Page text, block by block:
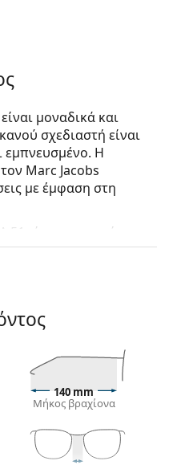
μοναδικά και
σχεδιαστή είναι
Η
Marc Jacobs
με έμφαση στη
είναι γυναικεία
αυτά τα γυαλιά ηλίου
ταιριάζει απόλυτα με
και ανοιχτά καφέ,
έχουν οβάλ, σχήμα
στο πρόσωπο τους.
140 mm
Μήκος βραχίονα